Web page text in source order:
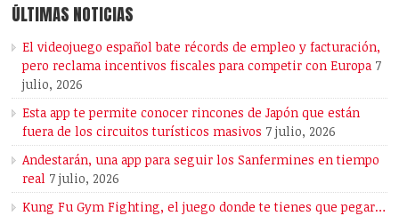
ÚLTIMAS NOTICIAS
El videojuego español bate récords de empleo y facturación,
pero reclama incentivos fiscales para competir con Europa 7
julio, 2026
Esta app te permite conocer rincones de Japón que están
fuera de los circuitos turísticos masivos 7 julio, 2026
Andestarán, una app para seguir los Sanfermines en tiempo
real 7 julio, 2026
Kung Fu Gym Fighting, el juego donde te tienes que pegar…